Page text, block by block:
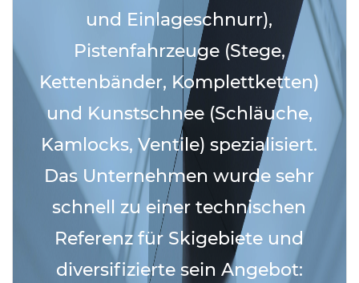
und Einlageschnurr),
Pistenfahrzeuge (Stege,
Kettenbänder, Komplettketten)
und Kunstschnee (Schläuche,
Kamlocks, Ventile) spezialisiert.
Das Unternehmen wurde sehr
schnell zu einer technischen
Referenz für Skigebiete und
diversifizierte sein Angebot: